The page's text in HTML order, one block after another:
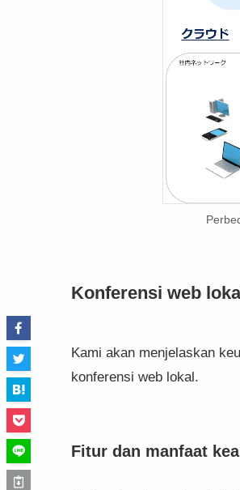
Konferensi web
Kami akan menjelaskan
konferensi web lokal.
Fitur dan manfaat